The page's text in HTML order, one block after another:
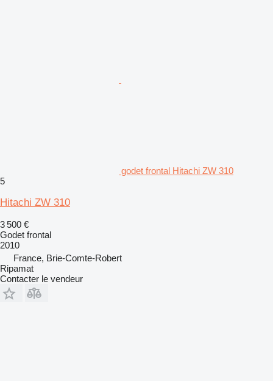
godet frontal Hitachi ZW 310
5
Hitachi ZW 310
3 500 €
Godet frontal
2010
France, Brie-Comte-Robert
Ripamat
Contacter le vendeur